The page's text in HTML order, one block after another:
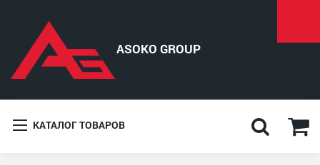
КАТАЛОГ ТОВАРОВ